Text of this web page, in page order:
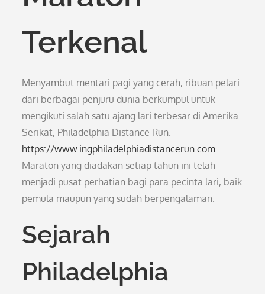
Terkenal
Menyambut mentari pagi yang cerah, ribuan pelari
dari berbagai penjuru dunia berkumpul untuk
mengikuti salah satu ajang lari terbesar di Amerika
Serikat, Philadelphia Distance Run.
https://www.ingphiladelphiadistancerun.com
Maraton yang diadakan setiap tahun ini telah
menjadi pusat perhatian bagi para pecinta lari, baik
pemula maupun yang sudah berpengalaman.
Sejarah
Philadelphia